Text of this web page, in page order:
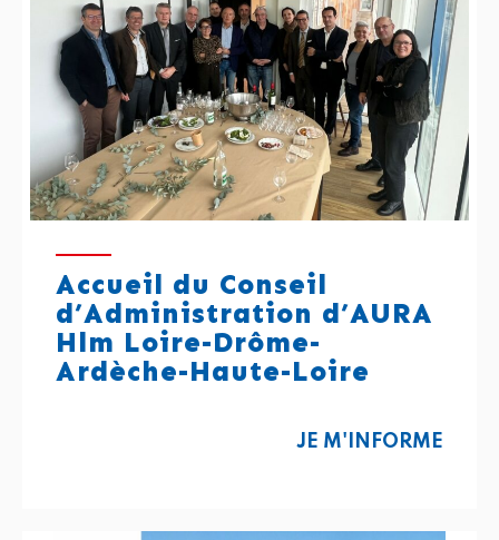
Accueil du Conseil
d’Administration d’AURA
Hlm Loire-Drôme-
Ardèche-Haute-Loire
JE M'INFORME